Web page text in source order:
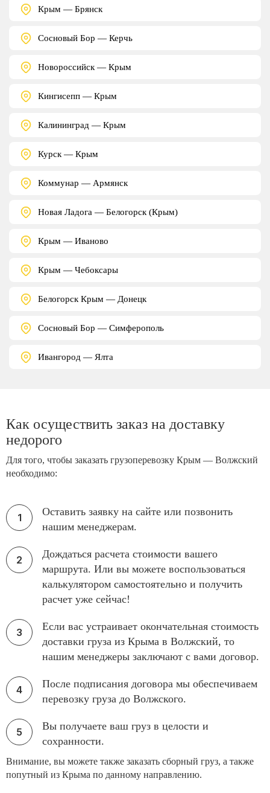
Крым — Брянск
Сосновый Бор — Керчь
Новороссийск — Крым
Кингисепп — Крым
Калининград — Крым
Курск — Крым
Коммунар — Армянск
Новая Ладога — Белогорск (Крым)
Крым — Иваново
Крым — Чебоксары
Белогорск Крым — Донецк
Сосновый Бор — Симферополь
Ивангород — Ялта
Как осуществить заказ на доставку
недорого
Для того, чтобы заказать грузоперевозку Крым — Волжский
необходимо:
Оставить заявку на сайте или позвонить
нашим менеджерам.
Дождаться расчета стоимости вашего
маршрута. Или вы можете воспользоваться
калькулятором самостоятельно и получить
расчет уже сейчас!
Если вас устраивает окончательная стоимость
доставки груза из Крыма в Волжский, то
нашим менеджеры заключают с вами договор.
После подписания договора мы обеспечиваем
перевозку груза до Волжского.
Вы получаете ваш груз в целости и
сохранности.
Внимание, вы можете также заказать сборный груз, а также
попутный из Крыма по данному направлению.